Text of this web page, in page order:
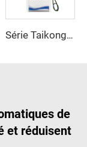
Série Taikong II
de
et réduisent